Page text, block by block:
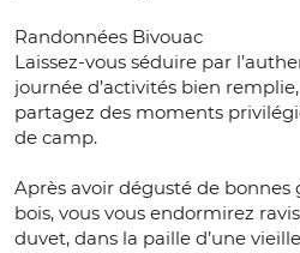
Randonnées Bivouac
Laissez-vous séduire par
journée d’activités bien
partagez des moments
de camp.
Après avoir dégusté de bonnes
bois, vous vous endormirez
duvet, dans la paille d’une